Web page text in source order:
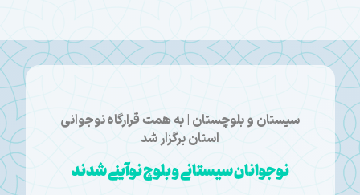
سیستان و بلوچستان | به همت قرارگاه نوجوانی
استان برگزار شد
نوجوانان سیستانی و بلوچ نوآینی شدند